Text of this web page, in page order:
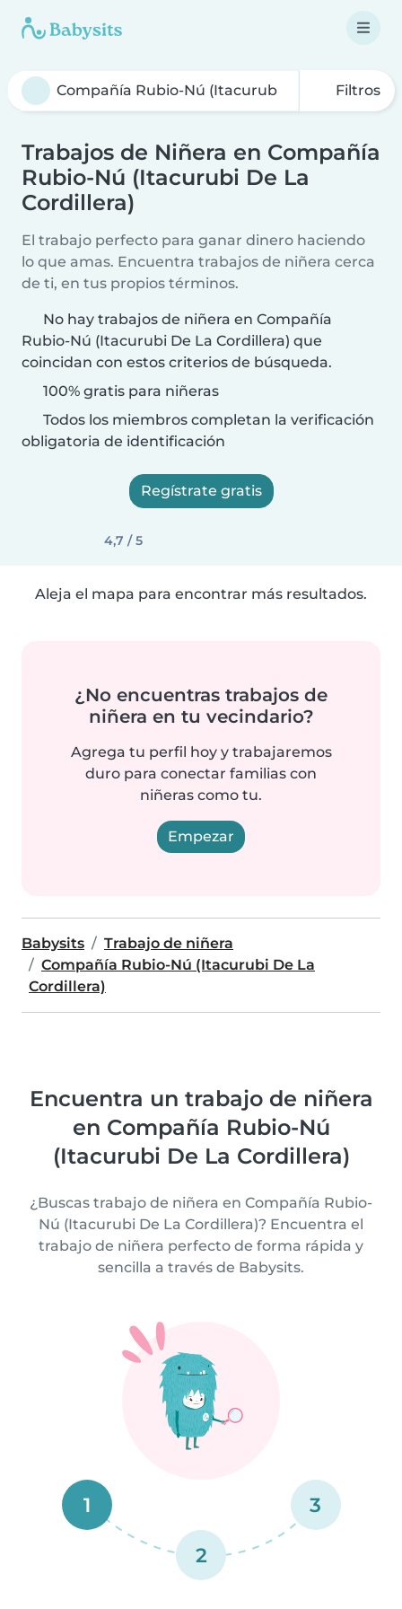
Filtros
Trabajos de Niñera en Compañía
Rubio-Nú (Itacurubi De La
Cordillera)
El trabajo perfecto para ganar dinero haciendo
lo que amas. Encuentra trabajos de niñera cerca
de ti, en tus propios términos.
No hay trabajos de niñera en Compañía
Rubio-Nú (Itacurubi De La Cordillera) que
coincidan con estos criterios de búsqueda.
100% gratis para niñeras
Todos los miembros completan la verificación
obligatoria de identificación
Regístrate gratis
4,7 / 5
Aleja el mapa para encontrar más resultados.
¿No encuentras trabajos de
niñera en tu vecindario?
Agrega tu perfil hoy y trabajaremos
duro para conectar familias con
niñeras como tu.
Empezar
Babysits
Trabajo de niñera
Compañía Rubio-Nú (Itacurubi De La
Cordillera)
Encuentra un trabajo de niñera
en Compañía Rubio-Nú
(Itacurubi De La Cordillera)
¿Buscas trabajo de niñera en Compañía Rubio-
Nú (Itacurubi De La Cordillera)? Encuentra el
trabajo de niñera perfecto de forma rápida y
sencilla a través de Babysits.
1
2
3